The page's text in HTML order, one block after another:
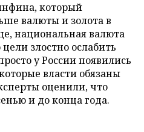
который
валюты и золота в
национальная валюта
злостно ослабить
у России появились
власти обязаны
оценили, что
и до конца года.